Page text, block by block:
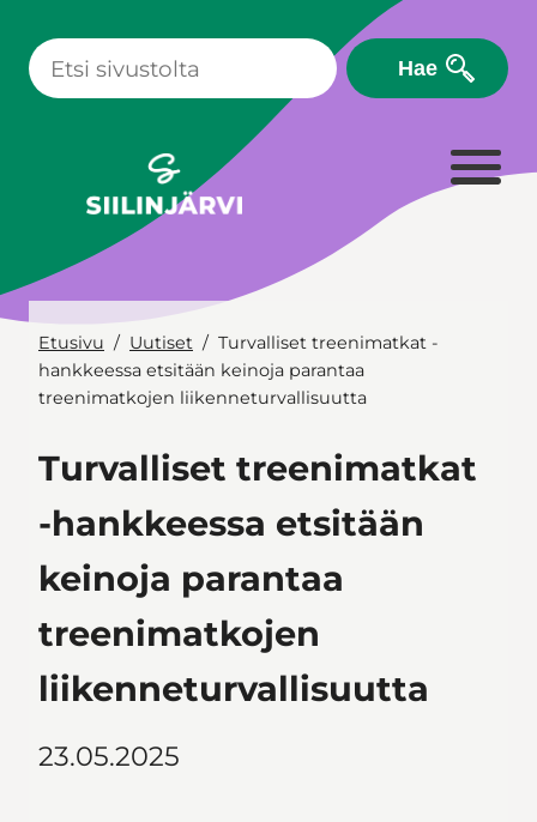
sisältöön
Hae
Etusivu Uutiset
Turvalliset treenimatkat -
hankkeessa etsitään keinoja parantaa
treenimatkojen liikenneturvallisuutta
Turvalliset treenimatkat
-hankkeessa etsitään
keinoja parantaa
treenimatkojen
liikenneturvallisuutta
23.05.2025